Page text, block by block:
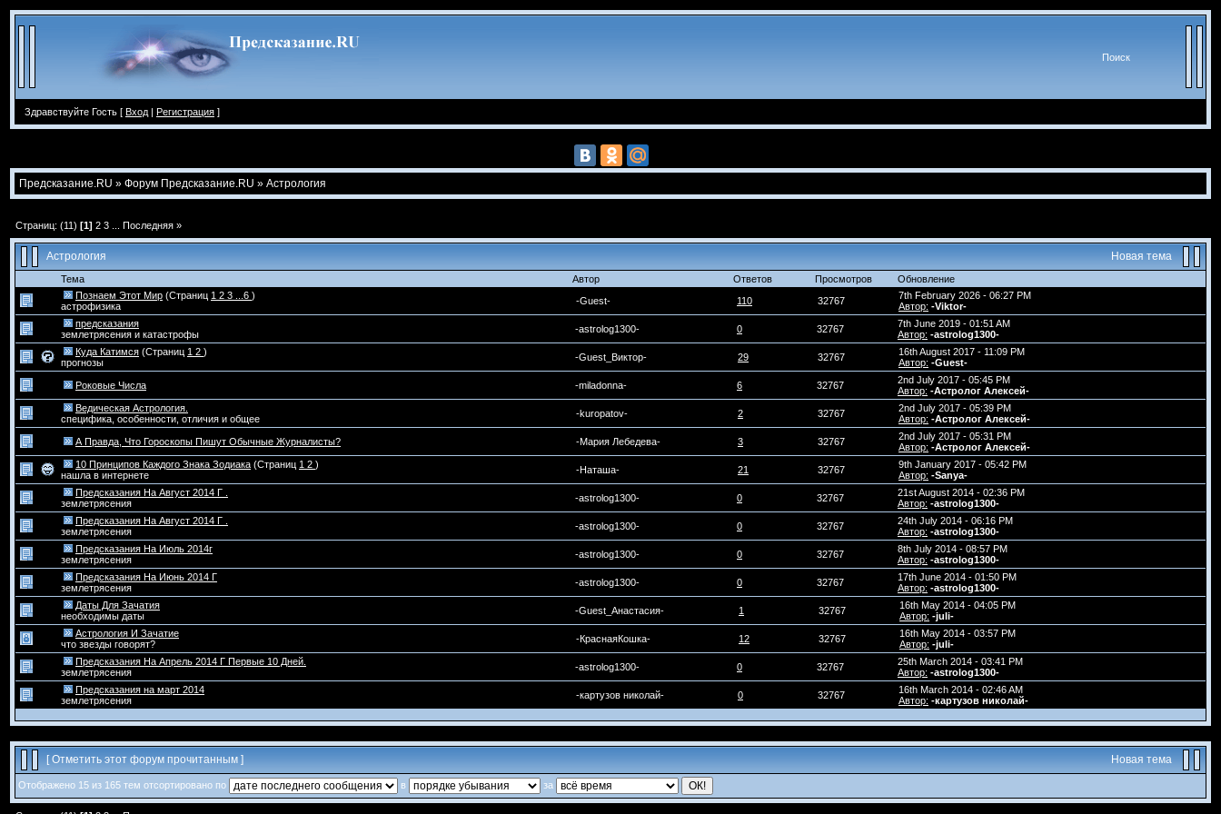
Поиск
Здравствуйте Гость [ Вход | Регистрация ]
Предсказание.RU » Форум Предсказание.RU » Астрология
Страниц: (11) [1] 2 3 Последняя »
Астрология Новая тема
Тема Автор Ответов Просмотров
Обновление
Познаем Этот Мир (Страниц 1 2 3 ...6 )
астрофизика
-Guest- 110 32767
7th February 2026 - 06:27 PM
Автор: -Viktor-
предсказания
землетрясения и катастрофы
-astrolog1300- 0 32767
7th June 2019 - 01:51 AM
Автор: -astrolog1300-
Куда Катимся (Страниц 1 2 )
прогнозы
-Guest_Виктор- 29 32767
16th August 2017 - 11:09 PM
Автор: -Guest-
Роковые Числа -miladonna- 6 32767
2nd July 2017 - 05:45 PM
Автор: -Астролог Алексей-
Ведическая Астрология.
специфика, особенности, отличия и общее
-kuropatov- 2 32767
2nd July 2017 - 05:39 PM
Автор: -Астролог Алексей-
А Правда, Что Гороскопы Пишут Обычные Журналисты? -Мария Лебедева- 3 32767
2nd July 2017 - 05:31 PM
Автор: -Астролог Алексей-
10 Принципов Каждого Знака Зодиака (Страниц 1 2 )
нашла в интернете
-Наташа- 21 32767
9th January 2017 - 05:42 PM
Автор: -Sanya-
Предсказания На Август 2014 Г .
землетрясения
-astrolog1300- 0 32767
21st August 2014 - 02:36 PM
Автор: -astrolog1300-
Предсказания На Август 2014 Г .
землетрясения
-astrolog1300- 0 32767
24th July 2014 - 06:16 PM
Автор: -astrolog1300-
Предсказания На Июль 2014г
землетрясения
-astrolog1300- 0 32767
8th July 2014 - 08:57 PM
Автор: -astrolog1300-
Предсказания На Июнь 2014 Г
землетрясения
-astrolog1300- 0 32767
17th June 2014 - 01:50 PM
Автор: -astrolog1300-
Даты Для Зачатия
необходимы даты
-Guest_Анастасия- 1 32767
16th May 2014 - 04:05 PM
Автор: -juli-
Астрология И Зачатие
что звезды говорят?
-КраснаяКошка- 12 32767
16th May 2014 - 03:57 PM
Автор: -juli-
Предсказания На Апрель 2014 Г Первые 10 Дней.
землетрясения
-astrolog1300- 0 32767
25th March 2014 - 03:41 PM
Автор: -astrolog1300-
Предсказания на март 2014
землетрясения
-картузов николай- 0 32767
16th March 2014 - 02:46 AM
Автор: -картузов николай-
[Отметить этот форум прочитанным ] Новая тема
Отображено 15 из 165 тем отсортировано по в за